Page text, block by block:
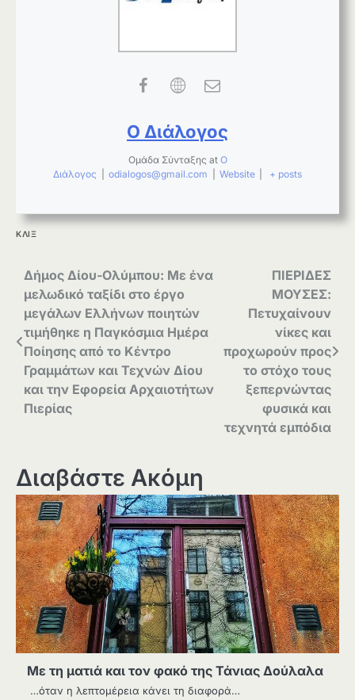
Ο Διάλογος
Ομάδα Σύνταξης at Ο
Διάλογος
odialogos@gmail.com Website + posts
ΚΛΙΞ
Πλοήγηση
άρθρων
Δήμος Δίου-Ολύμπου: Με ένα
μελωδικό ταξίδι στο έργο
μεγάλων Ελλήνων ποιητών
τιμήθηκε η Παγκόσμια Ημέρα
Ποίησης από το Κέντρο
Γραμμάτων και Τεχνών Δίου
και την Εφορεία Αρχαιοτήτων
Πιερίας
ΠΙΕΡΙΔΕΣ
ΜΟΥΣΕΣ:
Πετυχαίνουν
νίκες και
προχωρούν προς
το στόχο τους
ξεπερνώντας
φυσικά και
τεχνητά εμπόδια
Διαβάστε Ακόμη
Με τη ματιά και τον φακό της Τάνιας Δούλαλα
…όταν η λεπτομέρεια κάνει τη διαφορά…